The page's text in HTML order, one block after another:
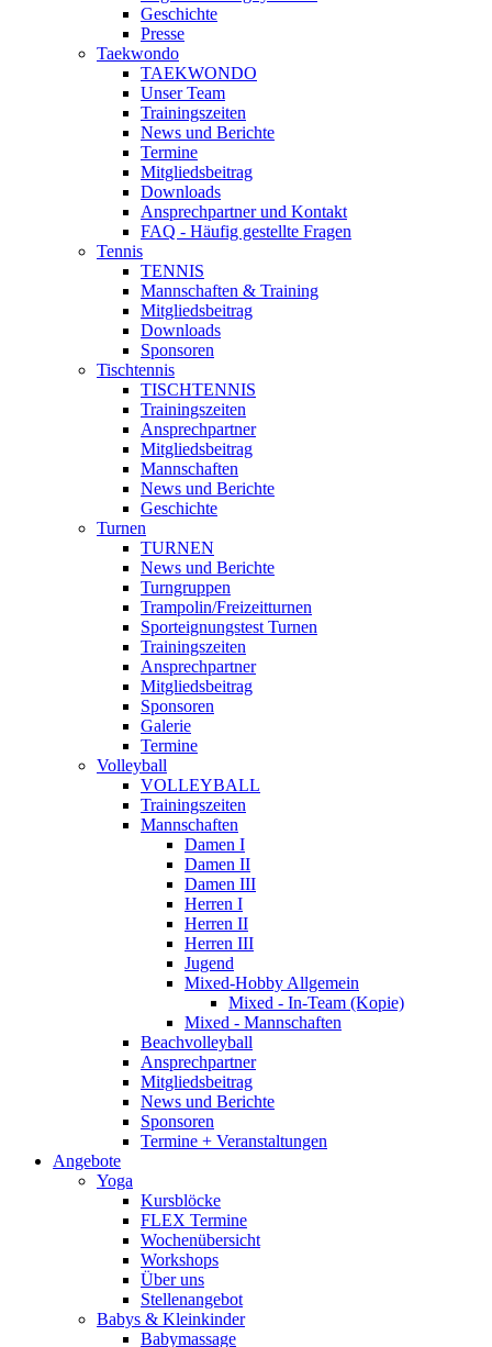
Geschichte
Presse
Taekwondo
TAEKWONDO
Unser Team
Trainingszeiten
News und Berichte
Termine
Mitgliedsbeitrag
Downloads
Ansprechpartner und Kontakt
FAQ - Häufig gestellte Fragen
Tennis
TENNIS
Mannschaften & Training
Mitgliedsbeitrag
Downloads
Sponsoren
Tischtennis
TISCHTENNIS
Trainingszeiten
Ansprechpartner
Mitgliedsbeitrag
Mannschaften
News und Berichte
Geschichte
Turnen
TURNEN
News und Berichte
Turngruppen
Trampolin/Freizeitturnen
Sporteignungstest Turnen
Trainingszeiten
Ansprechpartner
Mitgliedsbeitrag
Sponsoren
Galerie
Termine
Volleyball
VOLLEYBALL
Trainingszeiten
Mannschaften
Damen I
Damen II
Damen III
Herren I
Herren II
Herren III
Jugend
Mixed-Hobby Allgemein
Mixed - In-Team (Kopie)
Mixed - Mannschaften
Beachvolleyball
Ansprechpartner
Mitgliedsbeitrag
News und Berichte
Sponsoren
Termine + Veranstaltungen
Angebote
Yoga
Kursblöcke
FLEX Termine
Wochenübersicht
Workshops
Über uns
Stellenangebot
Babys & Kleinkinder
Babymassage